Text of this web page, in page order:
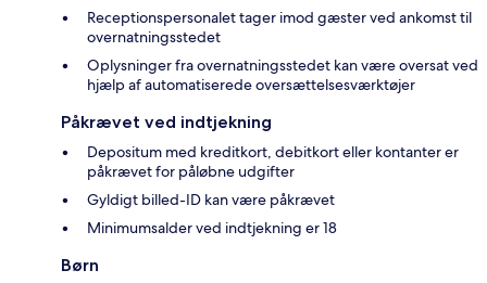
Receptionspersonalet tager imod gæster ved ankomst til
overnatningsstedet
Oplysninger fra overnatningsstedet kan være oversat ved
hjælp af automatiserede oversættelsesværktøjer
Påkrævet ved indtjekning
Depositum med kreditkort, debitkort eller kontanter er
påkrævet for påløbne udgifter
Gyldigt billed-ID kan være påkrævet
Minimumsalder ved indtjekning er 18
Børn